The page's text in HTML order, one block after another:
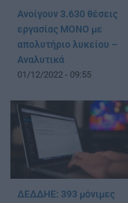
Ανοίγουν 3.630 θέσεις
εργασίας ΜΟΝΟ με
απολυτήριο λυκείου –
Αναλυτικά
01/12/2022 - 09:55
ΔΕΔΔΗΕ: 393 μόνιμες